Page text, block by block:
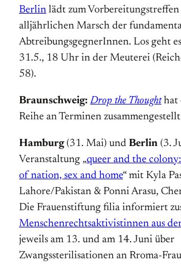
Berlin lädt zum Vorbereitungstreffen
alljährlichen Marsch der
AbtreibungsgegnerInnen. Los geht
31.5., 18 Uhr in der Meuterei
58).
Braunschweig: Drop the Thoughthat
Reihe an Terminen
Hamburg(31. Mai) und Berlin (3.
Veranstaltung „queer and the
of nation, sex and home“ mit Kyla
Lahore/Pakistan & Ponni Arasu,
Die Frauenstiftung filia informiert
Menschenrechtsaktivistinnen aus
jeweils am 13. und am 14. Juni über
Zwangssterilisationen an Rroma-